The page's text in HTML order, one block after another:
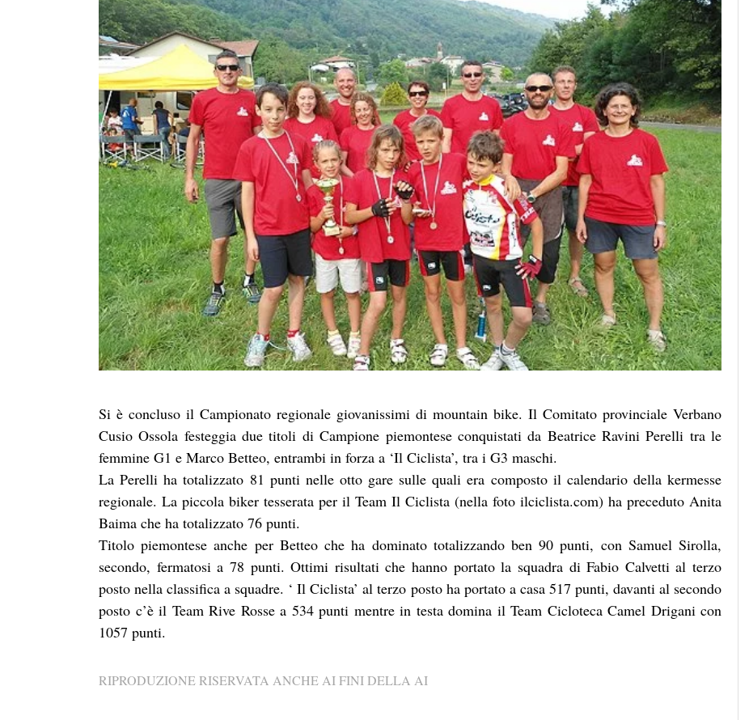
Si è concluso il Campionato regionale giovanissimi di mountain bike. Il Comitato provinciale Verbano
Cusio Ossola festeggia due titoli di Campione piemontese conquistati da Beatrice Ravini Perelli tra le
femmine G1 e Marco Betteo, entrambi in forza a ‘Il Ciclista’, tra i G3 maschi.
La Perelli ha totalizzato 81 punti nelle otto gare sulle quali era composto il calendario della kermesse
regionale. La piccola biker tesserata per il Team Il Ciclista (nella foto ilciclista.com) ha preceduto Anita
Baima che ha totalizzato 76 punti.
Titolo piemontese anche per Betteo che ha dominato totalizzando ben 90 punti, con Samuel Sirolla,
secondo, fermatosi a 78 punti. Ottimi risultati che hanno portato la squadra di Fabio Calvetti al terzo
posto nella classifica a squadre. ‘ Il Ciclista’ al terzo posto ha portato a casa 517 punti, davanti al secondo
posto c’è il Team Rive Rosse a 534 punti mentre in testa domina il Team Cicloteca Camel Drigani con
1057 punti.
RIPRODUZIONE RISERVATA ANCHE AI FINI DELLA AI